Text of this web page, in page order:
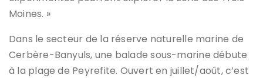
Moines. »
Dans le secteur de la réserve naturelle marine de
Cerbère-Banyuls, une balade sous-marine débute
à la plage de Peyrefite. Ouvert en juillet/août, c’est